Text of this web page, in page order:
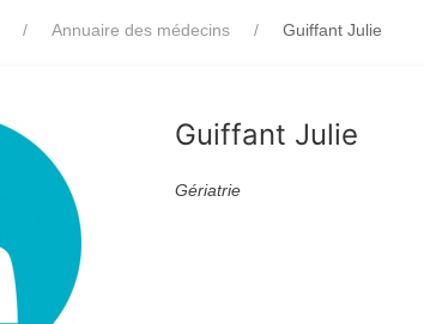
Annuaire des médecins Guiffant Julie
Guiffant Julie
Gériatrie